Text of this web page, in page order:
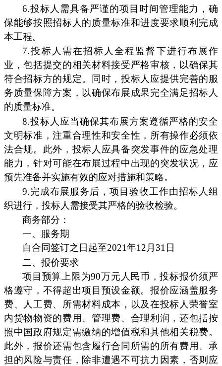
6.投标人需具备严谨的项目时间管理能力，确
保能够按照招标人的质量标准和进度要求顺利完成
本工程。
7.投标人需在招标人全程监督下进行布展作
业，包括提交的相关材料接受严格审核，以确保其
符合招标方的规定。同时，投标人应提供完善的服
务质量保障方案，以确保布展成果完全满足招标人
的质量标准。
8.投标人应当确保其布展方案遵循严格的安全
文明标准，注重合理性和安全性，所有操作必须依
法合规。此外，投标人应具备突发事件的应急处理
能力，针对可能在布展过程中出现的突发状况，应
预先准备并实施有效的应对措施和策略。
9.完成布展服务后，项目验收工作由招标人组
织进行，投标人需接受其严格的验收检验。
商务部分：
一、服务期
自合同签订之日起至2021年12月31日
二、报价要求
项目预算上限为90万元人民币，投标报价须严
格遵守，不得超出项目预设金额。报价应涵盖服务
费、人工费、所需材料成本，以及在投标人荣誉室
内货物物资的费用、管理费、合理利润，还包括按
照中国政府规定需缴纳的增值税和其他相关税费。
此外，报价还需包含履行合同所需的所有费用、承
担的风险与责任，除非遭遇不可抗力因素，否则应